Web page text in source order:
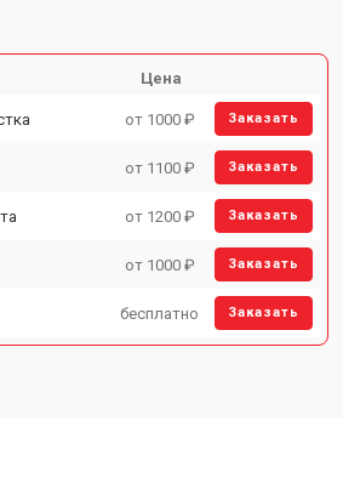
Цена
от 1000 ₽ Заказать
от 1100 ₽ Заказать
от 1200 ₽ Заказать
от 1000 ₽ Заказать
бесплатно Заказать